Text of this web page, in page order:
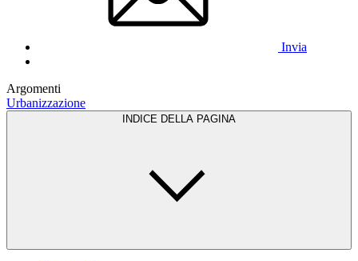
Invia
Argomenti
Urbanizzazione
INDICE DELLA PAGINA